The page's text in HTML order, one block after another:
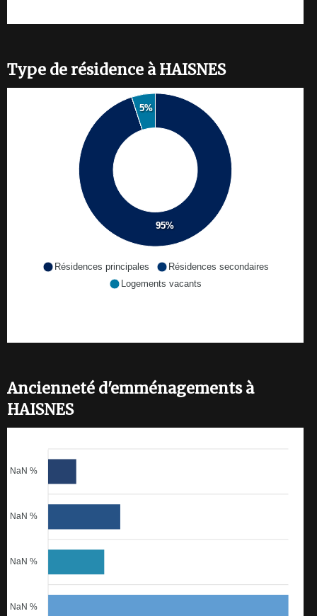
Type de résidence à HAISNES
95%
5%
Résidences principales
Résidences secondaires
Logements vacants
Ancienneté d'emménagements à
HAISNES
NaN %
NaN %
NaN %
NaN %